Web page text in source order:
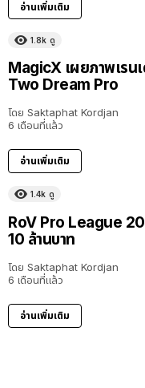
อ่านเพิ่มเติม
1.8k ดู
MagicX เผยภาพเรน
Two Dream Pro
โดย Saktaphat Kordjan
6 เดือนที่แล้ว
อ่านเพิ่มเติม
1.4k ดู
RoV Pro League
10 ล้านบาท
โดย Saktaphat Kordjan
6 เดือนที่แล้ว
อ่านเพิ่มเติม